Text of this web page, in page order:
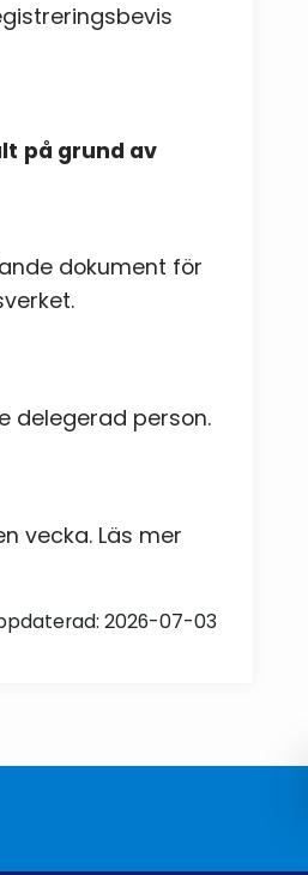
på grund av
dokument för
delegerad person.
vecka. Läs mer
2026-07-03